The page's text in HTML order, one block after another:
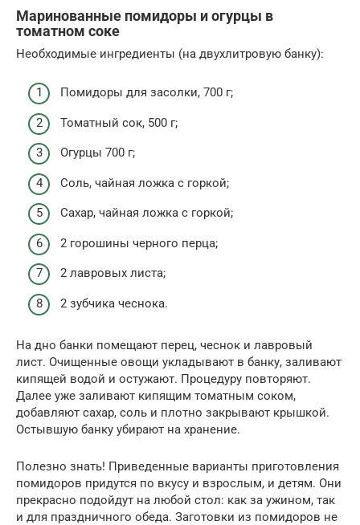
Маринованные помидоры и огурцы в
томатном соке
Необходимые ингредиенты (на двухлитровую банку):
Помидоры для засолки, 700 г;
Томатный сок, 500 г;
Огурцы 700 г;
Соль, чайная ложка с горкой;
Сахар, чайная ложка с горкой;
2 горошины черного перца;
2 лавровых листа;
2 зубчика чеснока.
На дно банки помещают перец, чеснок и лавровый
лист. Очищенные овощи укладывают в банку, заливают
кипящей водой и остужают. Процедуру повторяют.
Далее уже заливают кипящим томатным соком,
добавляют сахар, соль и плотно закрывают крышкой.
Остывшую банку убирают на хранение.
Полезно знать! Приведенные варианты приготовления
помидоров придутся по вкусу и взрослым, и детям. Они
прекрасно подойдут на любой стол: как за ужином, так
и для праздничного обеда. Заготовки из помидоров не